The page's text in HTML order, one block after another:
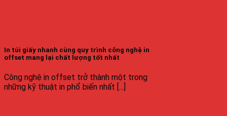
In túi giấy nhanh cùng quy trình công nghệ in
offset mang lại chất lượng tốt nhất
Công nghệ in offset trở thành một trong
những kỹ thuật in phổ biến nhất [...]